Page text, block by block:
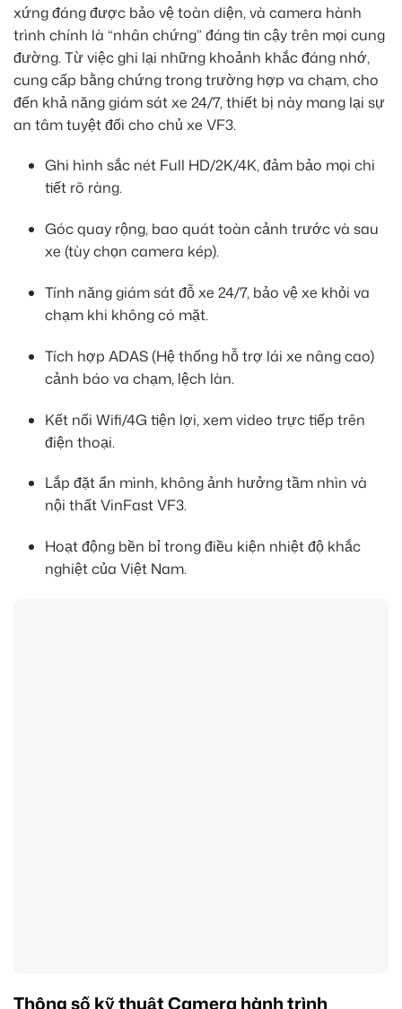
xứng đáng được bảo vệ toàn diện, và camera hành
trình chính là “nhân chứng” đáng tin cậy trên mọi cung
đường. Từ việc ghi lại những khoảnh khắc đáng nhớ,
cung cấp bằng chứng trong trường hợp va chạm, cho
đến khả năng giám sát xe 24/7, thiết bị này mang lại sự
an tâm tuyệt đối cho chủ xe VF3.
Ghi hình sắc nét Full HD/2K/4K, đảm bảo mọi chi
tiết rõ ràng.
Góc quay rộng, bao quát toàn cảnh trước và sau
xe (tùy chọn camera kép).
Tính năng giám sát đỗ xe 24/7, bảo vệ xe khỏi va
chạm khi không có mặt.
Tích hợp ADAS (Hệ thống hỗ trợ lái xe nâng cao)
cảnh báo va chạm, lệch làn.
Kết nối Wifi/4G tiện lợi, xem video trực tiếp trên
điện thoại.
Lắp đặt ẩn mình, không ảnh hưởng tầm nhìn và
nội thất VinFast VF3.
Hoạt động bền bỉ trong điều kiện nhiệt độ khắc
nghiệt của Việt Nam.
Thông số kỹ thuật Camera hành trình